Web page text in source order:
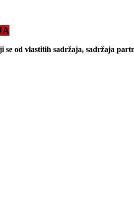
se od vlastitih sadržaja, sadržaja